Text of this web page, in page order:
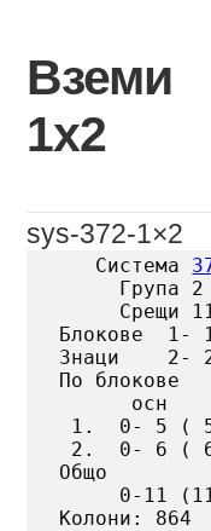
content
Вземи
1х2
sys-372-1×2
   Система
     Група 2
     Срещи 11
Блокове
Знаци    2-
По блокове
осн
1.  0- 5 (
2.  0- 6 (
Общо
0-11
Колони: 864